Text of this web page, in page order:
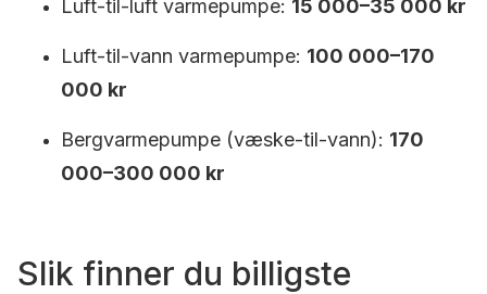
Luft-til-luft varmepumpe: 15 000–35 000 kr
Luft-til-vann varmepumpe: 100 000–170
000 kr
Bergvarmepumpe (væske-til-vann): 170
000–300 000 kr
Slik finner du billigste